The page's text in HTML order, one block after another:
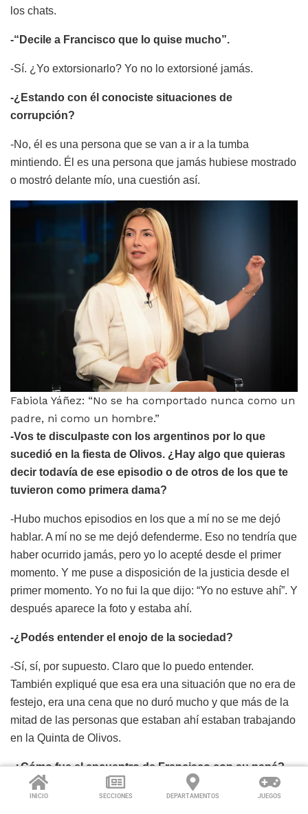
INICIO SECCIONES DEPARTAMENTOS JUEGOS
los chats.
-“Decile a Francisco que lo quise mucho”.
-Sí. ¿Yo extorsionarlo? Yo no lo extorsioné jamás.
-¿Estando con él conociste situaciones de
corrupción?
-No, él es una persona que se van a ir a la tumba
mintiendo. Él es una persona que jamás hubiese mostrado
o mostró delante mío, una cuestión así.
Fabiola Yáñez: “No se ha comportado nunca como un
padre, ni como un hombre.”
-Vos te disculpaste con los argentinos por lo que
sucedió en la fiesta de Olivos. ¿Hay algo que quieras
decir todavía de ese episodio o de otros de los que te
tuvieron como primera dama?
-Hubo muchos episodios en los que a mí no se me dejó
hablar. A mí no se me dejó defenderme. Eso no tendría que
haber ocurrido jamás, pero yo lo acepté desde el primer
momento. Y me puse a disposición de la justicia desde el
primer momento. Yo no fui la que dijo: “Yo no estuve ahí”. Y
después aparece la foto y estaba ahí.
-¿Podés entender el enojo de la sociedad?
-Sí, sí, por supuesto. Claro que lo puedo entender.
También expliqué que esa era una situación que no era de
festejo, era una cena que no duró mucho y que más de la
mitad de las personas que estaban ahí estaban trabajando
en la Quinta de Olivos.
-¿Cómo fue el encuentro de Francisco con su papá?
-Fue un poco… creo que fue todo como muy apresurado.